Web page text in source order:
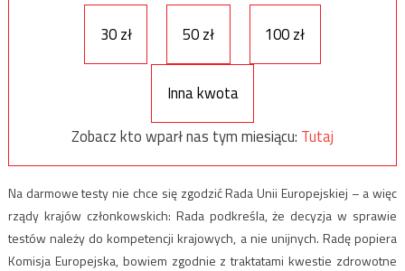
30 zł 50 zł 100 zł
Inna kwota
Zobacz kto wparł nas tym miesiącu: Tutaj
Na darmowe testy nie chce się zgodzić Rada Unii Europejskiej – a więc
rządy krajów członkowskich: Rada podkreśla, że decyzja w sprawie
testów należy do kompetencji krajowych, a nie unijnych. Radę popiera
Komisja Europejska, bowiem zgodnie z traktatami kwestie zdrowotne